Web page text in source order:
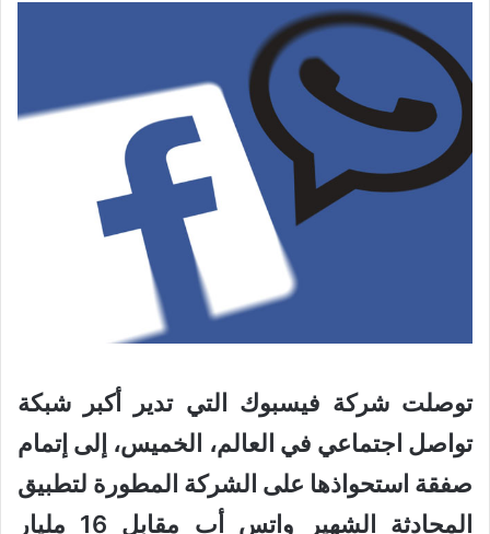
توصلت شركة فيسبوك التي تدير أكبر شبكة
تواصل اجتماعي في العالم، الخميس، إلى إتمام
صفقة استحواذها على الشركة المطورة لتطبيق
المحادثة الشهير واتس أب مقابل 16 مليار